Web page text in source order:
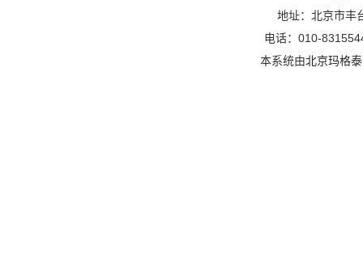
地址：北京市丰
电话：010-
本系统由北京玛格